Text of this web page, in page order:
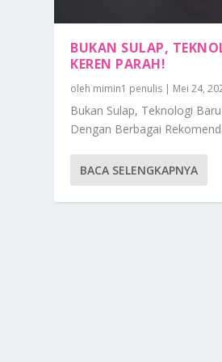
BUKAN SULAP,
KEREN PARAH!
oleh mimin1 penulis | Mei 24,
Bukan Sulap, Teknologi
Dengan Berbagai
BACA SELENGKAPNYA